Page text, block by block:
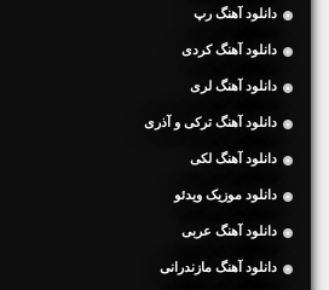
دانلود آهنگ رپ
دانلود آهنگ کردی
دانلود آهنگ لری
دانلود آهنگ ترکی و آذری
دانلود آهنگ لکی
دانلود موزیک ویدئو
دانلود آهنگ عربی
دانلود آهنگ مازندرانی